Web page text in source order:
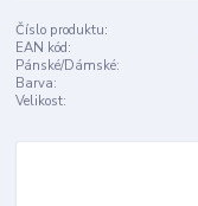
Číslo produktu:
EAN kód:
Pánské/Dámské:
Barva:
Velikost: